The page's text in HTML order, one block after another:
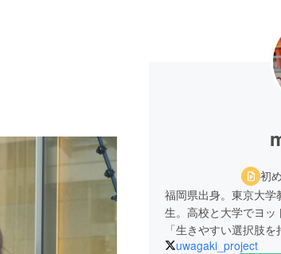
初
福岡県出身。東京大
生。高校と大学でヨッ
「生きやすい選択肢
uwagaki_project